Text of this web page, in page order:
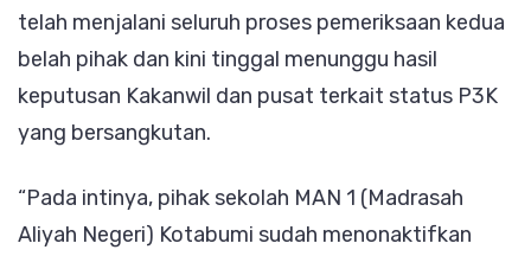
telah menjalani seluruh proses pemeriksaan kedua
belah pihak dan kini tinggal menunggu hasil
keputusan Kakanwil dan pusat terkait status P3K
yang bersangkutan.
“Pada intinya, pihak sekolah MAN 1 (Madrasah
Aliyah Negeri) Kotabumi sudah menonaktifkan